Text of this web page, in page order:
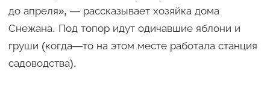
до апреля», — рассказывает хозяйка дома
Снежана. Под топор идут одичавшие яблони и
груши (когда—то на этом месте работала станция
садоводства).